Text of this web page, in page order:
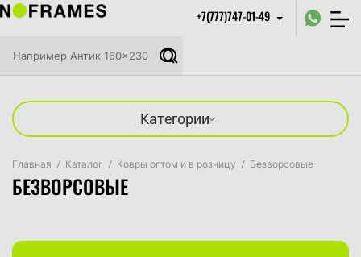
+7(777)747-01-49
Категории
Главная / Каталог / Ковры оптом и в розницу / Безворсовые
БЕЗВОРСОВЫЕ